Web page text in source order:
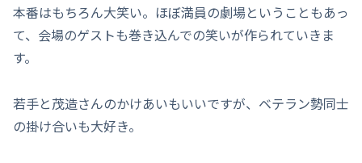
本番はもちろん大笑い。ほぼ満員の劇場ということもあっ
て、会場のゲストも巻き込んでの笑いが作られていきま
す。
若手と茂造さんのかけあいもいいですが、ベテラン勢同士
の掛け合いも大好き。